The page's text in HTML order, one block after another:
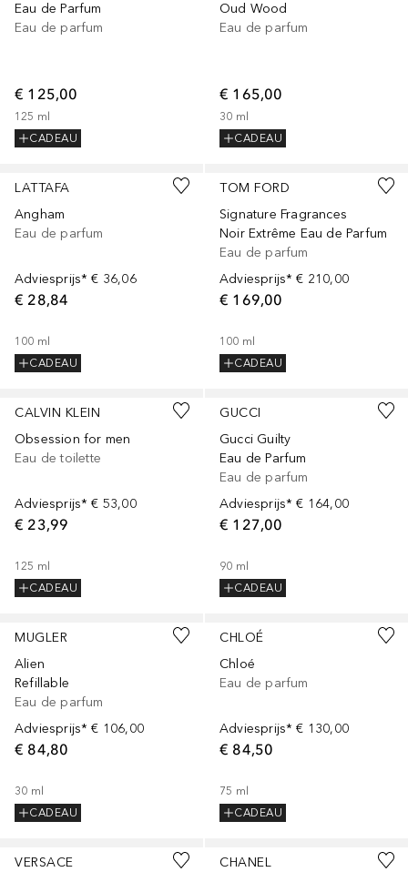
Eau de Parfum
Eau de parfum
€ 125,00
125 ml
CADEAU
Oud Wood
Eau de parfum
€ 165,00
30 ml
CADEAU
LATTAFA
Angham
Eau de parfum
Adviesprijs* € 36,06
€ 28,84
100 ml
CADEAU
TOM FORD
Signature Fragrances
Noir Extrême Eau de Parfum
Eau de parfum
Adviesprijs* € 210,00
€ 169,00
100 ml
CADEAU
CALVIN KLEIN
Obsession for men
Eau de toilette
Adviesprijs* € 53,00
€ 23,99
125 ml
CADEAU
GUCCI
Gucci Guilty
Eau de Parfum
Eau de parfum
Adviesprijs* € 164,00
€ 127,00
90 ml
CADEAU
MUGLER
Alien
Refillable
Eau de parfum
Adviesprijs* € 106,00
€ 84,80
30 ml
CADEAU
CHLOÉ
Chloé
Eau de parfum
Adviesprijs* € 130,00
€ 84,50
75 ml
CADEAU
VERSACE
CHANEL